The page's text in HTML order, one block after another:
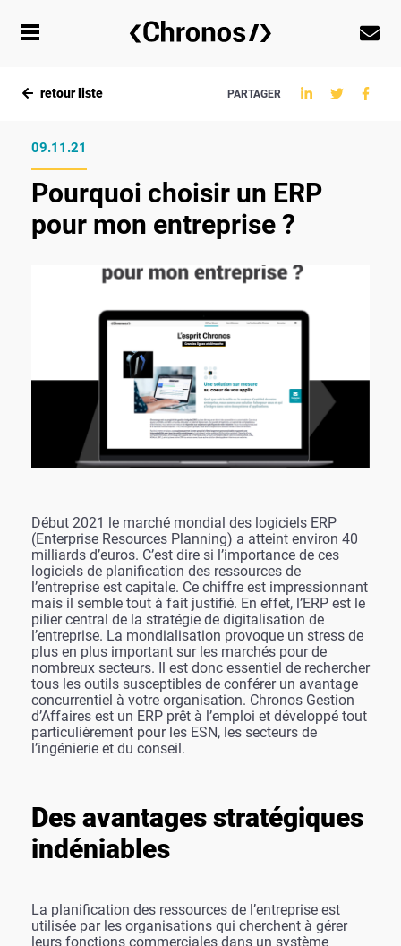
retour liste PARTAGER
09.11.21
Pourquoi choisir un ERP
pour mon entreprise ?
Début 2021 le marché mondial des logiciels ERP
(Enterprise Resources Planning) a atteint environ 40
milliards d’euros. C’est dire si l’importance de ces
logiciels de planification des ressources de
l’entreprise est capitale. Ce chiffre est impressionnant
mais il semble tout à fait justifié. En effet, l’ERP est le
pilier central de la stratégie de digitalisation de
l’entreprise. La mondialisation provoque un stress de
plus en plus important sur les marchés pour de
nombreux secteurs. Il est donc essentiel de rechercher
tous les outils susceptibles de conférer un avantage
concurrentiel à votre organisation. Chronos Gestion
d’Affaires est un ERP prêt à l’emploi et développé tout
particulièrement pour les ESN, les secteurs de
l’ingénierie et du conseil.
Des avantages stratégiques
indéniables
La planification des ressources de l’entreprise est
utilisée par les organisations qui cherchent à gérer
leurs fonctions commerciales dans un système